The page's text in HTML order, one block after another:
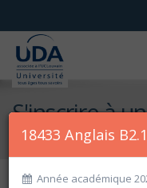
S'inscrire à
Accueil S'inscrire à une
18433 Anglais
Année académique